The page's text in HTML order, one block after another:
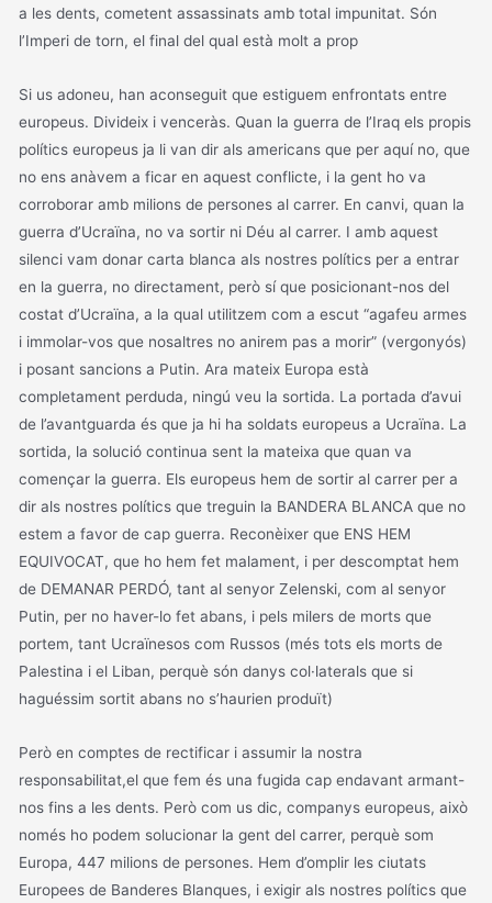
a les dents, cometent assassinats amb total impunitat. Són
l’Imperi de torn, el final del qual està molt a prop
Si us adoneu, han aconseguit que estiguem enfrontats entre
europeus. Divideix i venceràs. Quan la guerra de l’Iraq els propis
polítics europeus ja li van dir als americans que per aquí no, que
no ens anàvem a ficar en aquest conflicte, i la gent ho va
corroborar amb milions de persones al carrer. En canvi, quan la
guerra d’Ucraïna, no va sortir ni Déu al carrer. I amb aquest
silenci vam donar carta blanca als nostres polítics per a entrar
en la guerra, no directament, però sí que posicionant-nos del
costat d’Ucraïna, a la qual utilitzem com a escut “agafeu armes
i immolar-vos que nosaltres no anirem pas a morir” (vergonyós)
i posant sancions a Putin. Ara mateix Europa està
completament perduda, ningú veu la sortida. La portada d’avui
de l’avantguarda és que ja hi ha soldats europeus a Ucraïna. La
sortida, la solució continua sent la mateixa que quan va
començar la guerra. Els europeus hem de sortir al carrer per a
dir als nostres polítics que treguin la BANDERA BLANCA que no
estem a favor de cap guerra. Reconèixer que ENS HEM
EQUIVOCAT, que ho hem fet malament, i per descomptat hem
de DEMANAR PERDÓ, tant al senyor Zelenski, com al senyor
Putin, per no haver-lo fet abans, i pels milers de morts que
portem, tant Ucraïnesos com Russos (més tots els morts de
Palestina i el Liban, perquè són danys col·laterals que si
haguéssim sortit abans no s’haurien produït)
Però en comptes de rectificar i assumir la nostra
responsabilitat,el que fem és una fugida cap endavant armant-
nos fins a les dents. Però com us dic, companys europeus, això
només ho podem solucionar la gent del carrer, perquè som
Europa, 447 milions de persones. Hem d’omplir les ciutats
Europees de Banderes Blanques, i exigir als nostres polítics que